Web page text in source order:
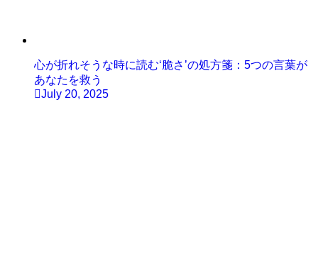
心が折れそうな時に読む‘脆さ’の処方箋：5つの言葉が
あなたを救う
July 20, 2025